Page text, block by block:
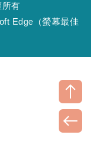
有
Edge（螢幕最佳